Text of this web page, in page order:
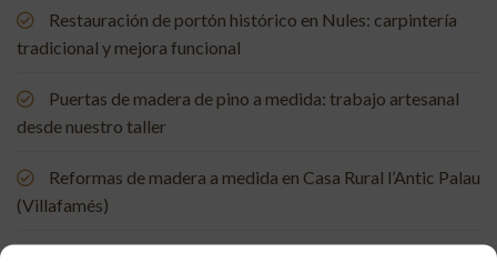
Restauración de portón histórico en Nules: carpintería
tradicional y mejora funcional
Puertas de madera de pino a medida: trabajo artesanal
desde nuestro taller
Reformas de madera a medida en Casa Rural l’Antic Palau
(Villafamés)